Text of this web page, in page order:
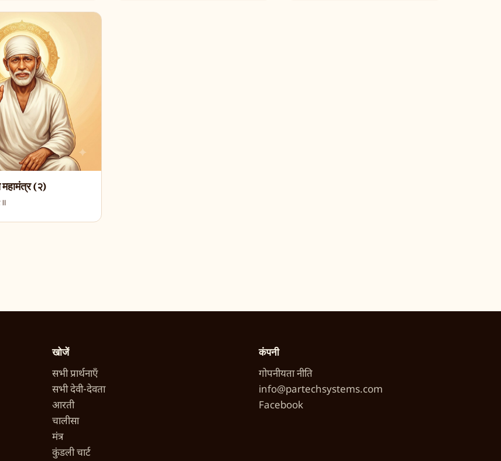
महामंत्र (२)
खोजें
सभी प्रार्थनाएँ
सभी देवी-देवता
आरती
चालीसा
मंत्र
कुंडली चार्ट
कंपनी
गोपनीयता नीति
info@partechsystems.com
Facebook